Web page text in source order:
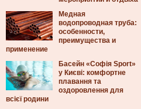
Медная
водопроводная труба:
особенности,
преимущества и
применение
Басейн «Софія Sport»
у Києві: комфортне
плавання та
оздоровлення для
всієї родини